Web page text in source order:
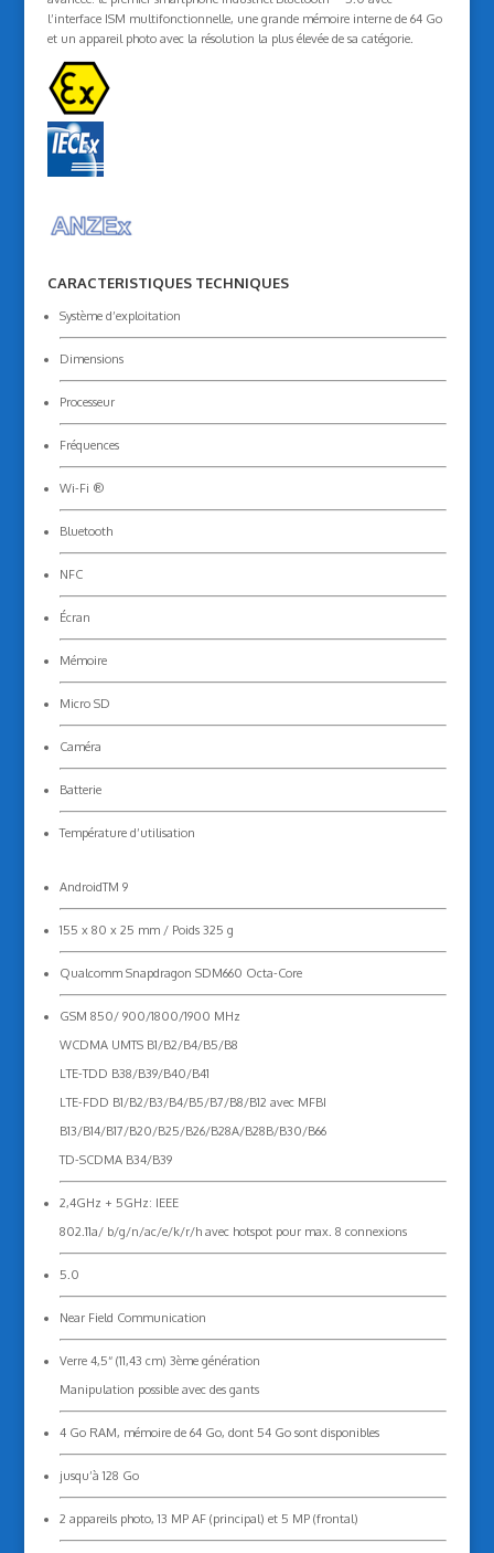
l’interface ISM multifonctionnelle, une grande mémoire interne de 64 Go
et un appareil photo avec la résolution la plus élevée de sa catégorie.
CARACTERISTIQUES TECHNIQUES
Système d’exploitation
Dimensions
Processeur
Fréquences
Wi-Fi ®
Bluetooth
NFC
Écran
Mémoire
Micro SD
Caméra
Batterie
Température d’utilisation
AndroidTM 9
155 x 80 x 25 mm / Poids 325 g
Qualcomm Snapdragon SDM660 Octa-Core
GSM 850/ 900/1800/1900 MHz
WCDMA UMTS B1/B2/B4/B5/B8
LTE-TDD B38/B39/B40/B41
LTE-FDD B1/B2/B3/B4/B5/B7/B8/B12 avec MFBI
B13/B14/B17/B20/B25/B26/B28A/B28B/B30/B66
TD-SCDMA B34/B39
2,4GHz + 5GHz: IEEE
802.11a/ b/g/n/ac/e/k/r/h avec hotspot pour max. 8 connexions
5.0
Near Field Communication
Verre 4,5“ (11,43 cm) 3ème génération
Manipulation possible avec des gants
4 Go RAM, mémoire de 64 Go, dont 54 Go sont disponibles
jusqu’à 128 Go
2 appareils photo, 13 MP AF (principal) et 5 MP (frontal)